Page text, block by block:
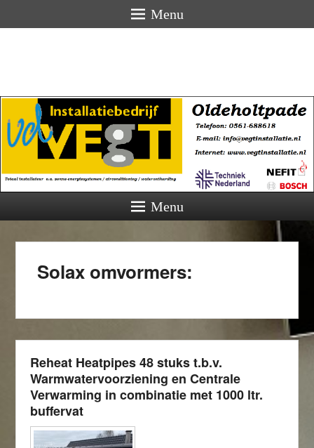
Menu
Menu
Solax omvormers:
Reheat Heatpipes 48 stuks t.b.v.
Warmwatervoorziening en Centrale
Verwarming in combinatie met 1000 ltr.
buffervat